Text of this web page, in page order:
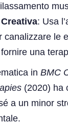
: Usa
canalizzare le
una
in BMC
(2020) ha
a un minor